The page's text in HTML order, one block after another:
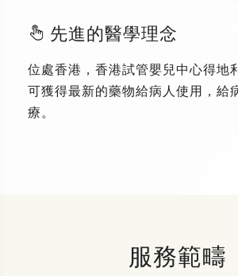
先進的醫學理念
位處香港，香港試管嬰兒中心得地
可獲得最新的藥物給病人使用，給
療。
服務範疇